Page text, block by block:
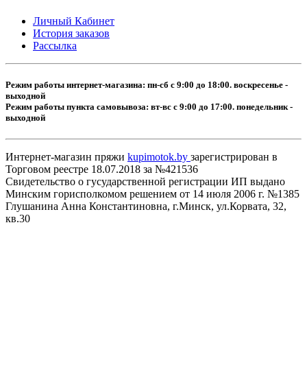
Личный Кабинет
История заказов
Рассылка
Режим работы интернет-магазина: пн-сб с 9:00 до 18:00. воскресенье -
выходной
Режим работы пункта самовывоза: вт-вс с 9:00 до 17:00. понедельник -
выходной
Интернет-магазин пряжи kupimotok.by зарегистрирован в
Торговом реестре 18.07.2018 за №421536
Свидетельство о гусударственной регистрации ИП выдано
Минским горисполкомом решением от 14 июля 2006 г. №1385
Глушанина Анна Константиновна, г.Минск, ул.Корвата, 32,
кв.30